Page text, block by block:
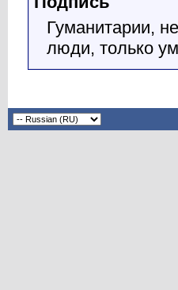
Гуманитарии,
люди, только